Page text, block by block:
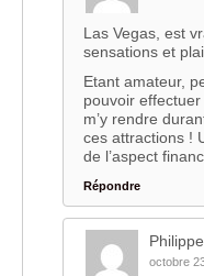
Las Vegas, est
sensations et
Etant amateur,
pouvoir
m’y rendre
ces attractions !
de l’aspect
Répondre
Philippe
octobre